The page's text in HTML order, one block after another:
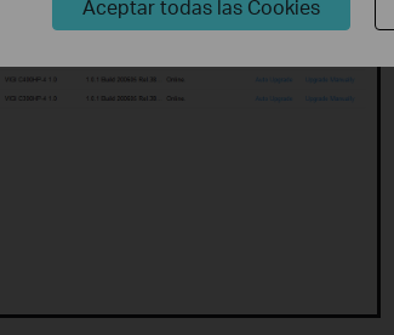
Aceptar todas las Cookies